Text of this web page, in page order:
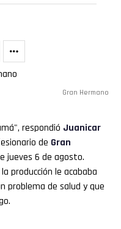
Gran Hermano
respondió Juanicar
de Gran
jueves 6 de agosto.
producción le acababa
problema de salud y que